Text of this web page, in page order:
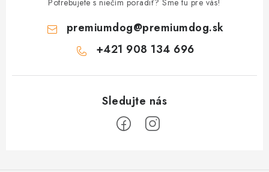
premiumdog@premiumdog.sk
+421 908 134 696